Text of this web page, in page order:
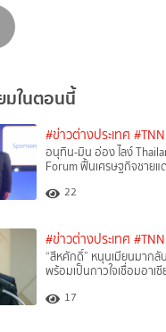
ในตอนนี้
#ข่าวต่างประเทศ
อนุทิน-มิน อ่อง ไลง์
Forum ฟื้นเศรษฐกิจชาย
22
#ข่าวต่างประเทศ
“สีหศักดิ์”​ หนุนเมียนมาก
พร้อมเป็นกาวใจเชื่อมอาเซี
17